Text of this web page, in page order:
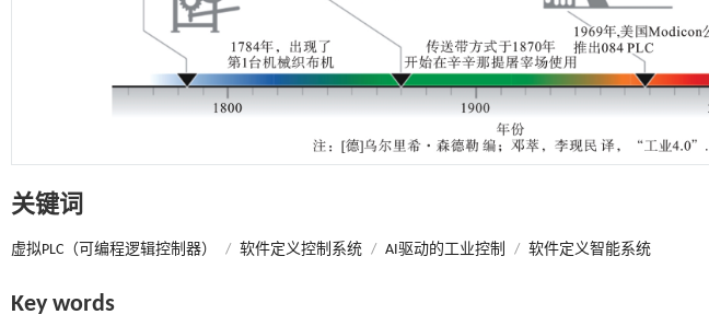
关键词
虚拟PLC（可编程逻辑控制器） / 软件定义控制系统 / AI驱动的工业控制 / 软件定义智能系统
Key words